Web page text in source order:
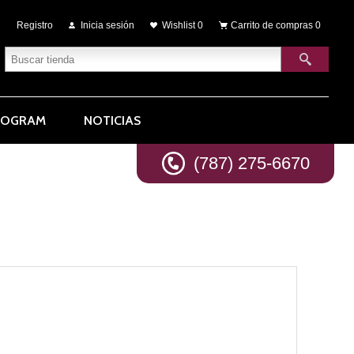
Registro Inicia sesión Wishlist 0 Carrito de compras 0
(787) 275-6670
NOTICIAS